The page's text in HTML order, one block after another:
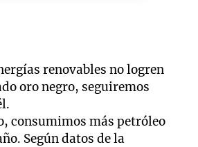
renovables no logren
oro negro, seguiremos
consumimos más petróleo
Según datos de la